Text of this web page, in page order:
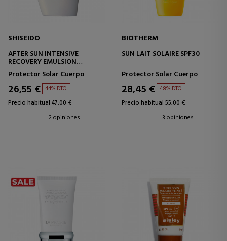
SHISEIDO
AFTER SUN INTENSIVE
RECOVERY EMULSION
(FACE/BODY)
Protector Solar Cuerpo
26,55 € 44% DTO.
Precio habitual 47,00 €
2 opiniones
BIOTHERM
SUN LAIT SOLAIRE SPF30
Protector Solar Cuerpo
28,45 € 48% DTO.
Precio habitual 55,00 €
3 opiniones